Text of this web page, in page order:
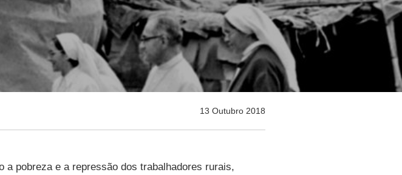
13 Outubro 2018
a pobreza e a repressão dos trabalhadores rurais,